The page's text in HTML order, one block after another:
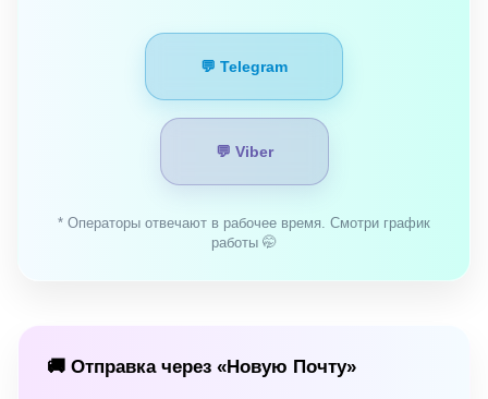
💬 Telegram
💬 Viber
* Операторы отвечают в рабочее время. Смотри график
работы 🤭
🚚 Отправка через «Новую Почту»